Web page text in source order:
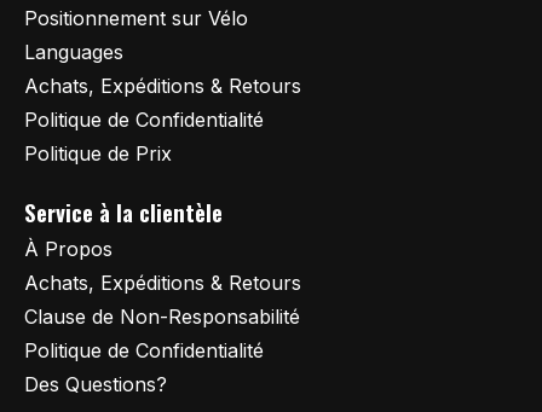
Positionnement sur Vélo
Languages
Achats, Expéditions & Retours
Politique de Confidentialité
Politique de Prix
Service à la clientèle
À Propos
Achats, Expéditions & Retours
Clause de Non-Responsabilité
Politique de Confidentialité
Des Questions?